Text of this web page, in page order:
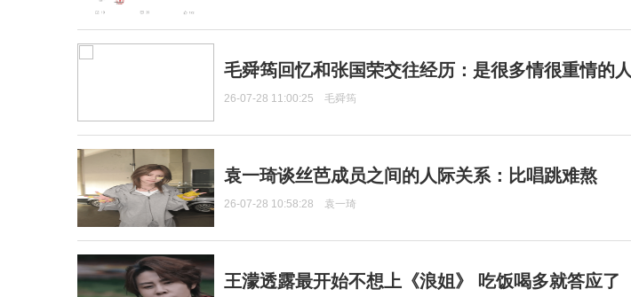
毛舜筠回忆和张国荣交往经历：是很多情很重情的人
26-07-28 11:00:25 毛舜筠
袁一琦谈丝芭成员之间的人际关系：比唱跳难熬
26-07-28 10:58:28 袁一琦
王濛透露最开始不想上《浪姐》 吃饭喝多就答应了